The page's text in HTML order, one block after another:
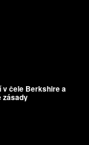
v čele Berkshire a
zásady